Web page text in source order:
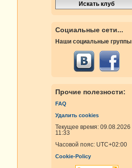
Социальные сети...
Наши социальные группы
Прочие полезности:
FAQ
Удалить cookies
Текущее время: 09.08.2026
11:33
Часовой пояс: UTC+02:00
Cookie-Policy